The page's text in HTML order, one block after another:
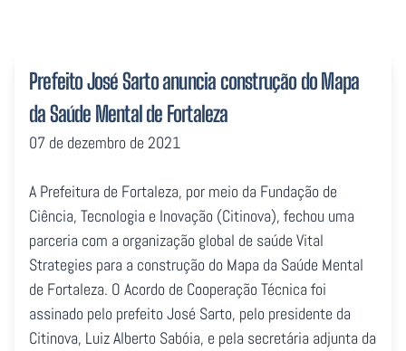
Prefeito José Sarto anuncia construção do Mapa
da Saúde Mental de Fortaleza
07 de dezembro de 2021
A Prefeitura de Fortaleza, por meio da Fundação de
Ciência, Tecnologia e Inovação (Citinova), fechou uma
parceria com a organização global de saúde Vital
Strategies para a construção do Mapa da Saúde Mental
de Fortaleza. O Acordo de Cooperação Técnica foi
assinado pelo prefeito José Sarto, pelo presidente da
Citinova, Luiz Alberto Sabóia, e pela secretária adjunta da